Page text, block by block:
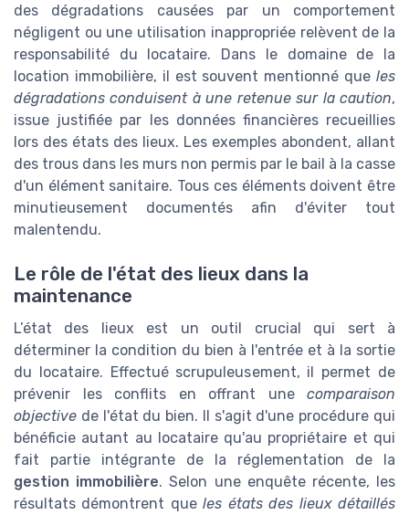
des dégradations causées par un comportement
négligent ou une utilisation inappropriée relèvent de la
responsabilité du locataire. Dans le domaine de la
location immobilière, il est souvent mentionné que les
dégradations conduisent à une retenue sur la caution,
issue justifiée par les données financières recueillies
lors des états des lieux. Les exemples abondent, allant
des trous dans les murs non permis par le bail à la casse
d'un élément sanitaire. Tous ces éléments doivent être
minutieusement documentés afin d'éviter tout
malentendu.
Le rôle de l'état des lieux dans la
maintenance
L’état des lieux est un outil crucial qui sert à
déterminer la condition du bien à l'entrée et à la sortie
du locataire. Effectué scrupuleusement, il permet de
prévenir les conflits en offrant une comparaison
objective de l'état du bien. Il s'agit d'une procédure qui
bénéficie autant au locataire qu'au propriétaire et qui
fait partie intégrante de la réglementation de la
gestion immobilière. Selon une enquête récente, les
résultats démontrent queles états des lieux détaillés